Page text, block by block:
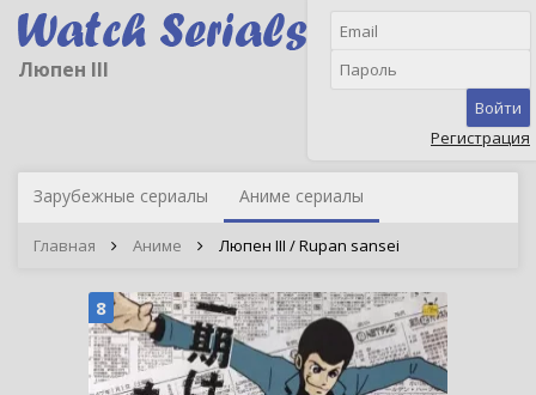
Люпен III
Войти
Регистрация
Зарубежные сериалы Аниме сериалы
Главная Аниме Люпен III / Rupan sansei
8